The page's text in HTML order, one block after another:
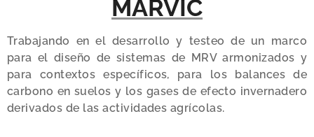
MARVIC
Trabajando en el desarrollo y testeo de un marco
para el diseño de sistemas de MRV armonizados y
para contextos específicos, para los balances de
carbono en suelos y los gases de efecto invernadero
derivados de las actividades agrícolas.